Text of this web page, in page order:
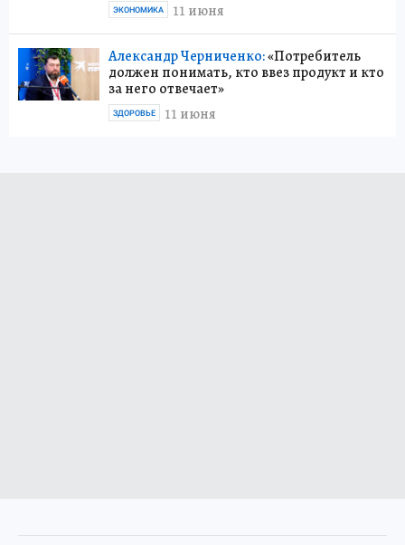
11 июня
ЭКОНОМИКА
Александр Черниченко:«Потребитель
должен понимать, кто ввез продукт и кто
за него отвечает»
11 июня
ЗДОРОВЬЕ